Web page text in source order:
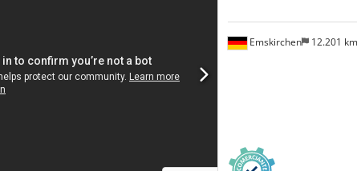
Emskirchen 12.201 km